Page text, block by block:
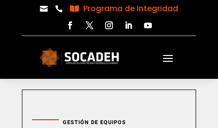
   Programa de Integridad
GESTIÓN DE EQUIPOS